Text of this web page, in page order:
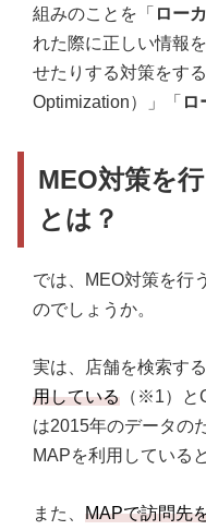
組みのことを「 ロー
れた際に正しい情報
せたりする対策をす
Optimization）」「 ロ
MEO対策を
とは？
では、MEO対策を行
のでしょうか。
実は、店舗を検索する
用している （※1）と
は2015年のデータの
MAPを利用している
また、 MAPで訪問先